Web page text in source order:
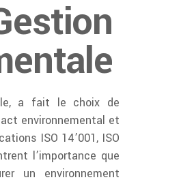
a fait le choix de
environnemental et
ISO 14’001, ISO
l’importance que
un environnement